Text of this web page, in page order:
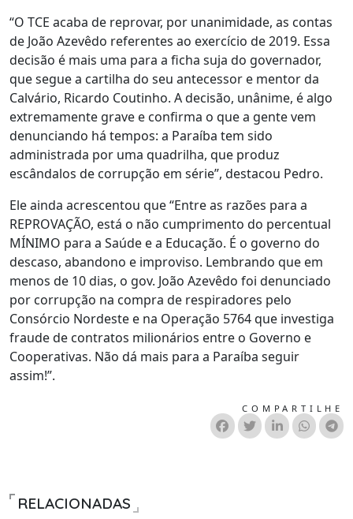
“O TCE acaba de reprovar, por unanimidade, as contas
de João Azevêdo referentes ao exercício de 2019. Essa
decisão é mais uma para a ficha suja do governador,
que segue a cartilha do seu antecessor e mentor da
Calvário, Ricardo Coutinho. A decisão, unânime, é algo
extremamente grave e confirma o que a gente vem
denunciando há tempos: a Paraíba tem sido
administrada por uma quadrilha, que produz
escândalos de corrupção em série”, destacou Pedro.
Ele ainda acrescentou que “Entre as razões para a
REPROVAÇÃO, está o não cumprimento do percentual
MÍNIMO para a Saúde e a Educação. É o governo do
descaso, abandono e improviso. Lembrando que em
menos de 10 dias, o gov. João Azevêdo foi denunciado
por corrupção na compra de respiradores pelo
Consórcio Nordeste e na Operação 5764 que investiga
fraude de contratos milionários entre o Governo e
Cooperativas. Não dá mais para a Paraíba seguir
assim!”.
COMPARTILHE
RELACIONADAS